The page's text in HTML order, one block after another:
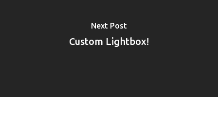
Next Post
Custom Lightbox!